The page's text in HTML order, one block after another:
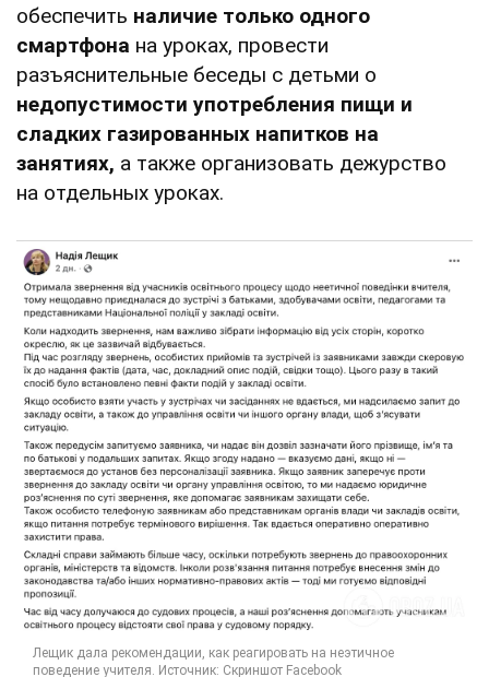
обеспечить наличие только одного
смартфона на уроках, провести
разъяснительные беседы с детьми о
недопустимости употребления пищи и
сладких газированных напитков на
занятиях, а также организовать дежурство
на отдельных уроках.